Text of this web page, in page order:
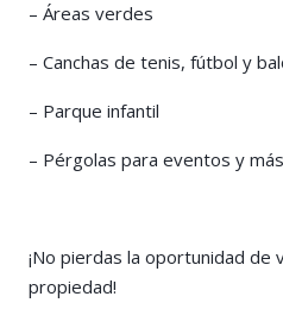
– Áreas verdes
– Canchas de tenis, fútbol y
– Parque infantil
– Pérgolas para eventos y más
¡No pierdas la oportunidad de
propiedad!